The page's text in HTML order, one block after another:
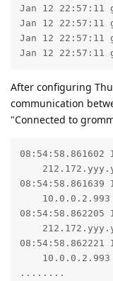
Jan 12 22:57:11
Jan 12 22:57:11
Jan 12 22:57:11
Jan 12 22:57:11
After configuring
communication
"Connected to
........